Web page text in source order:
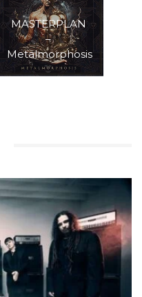
MASTERPLAN
–
Metalmorphosis